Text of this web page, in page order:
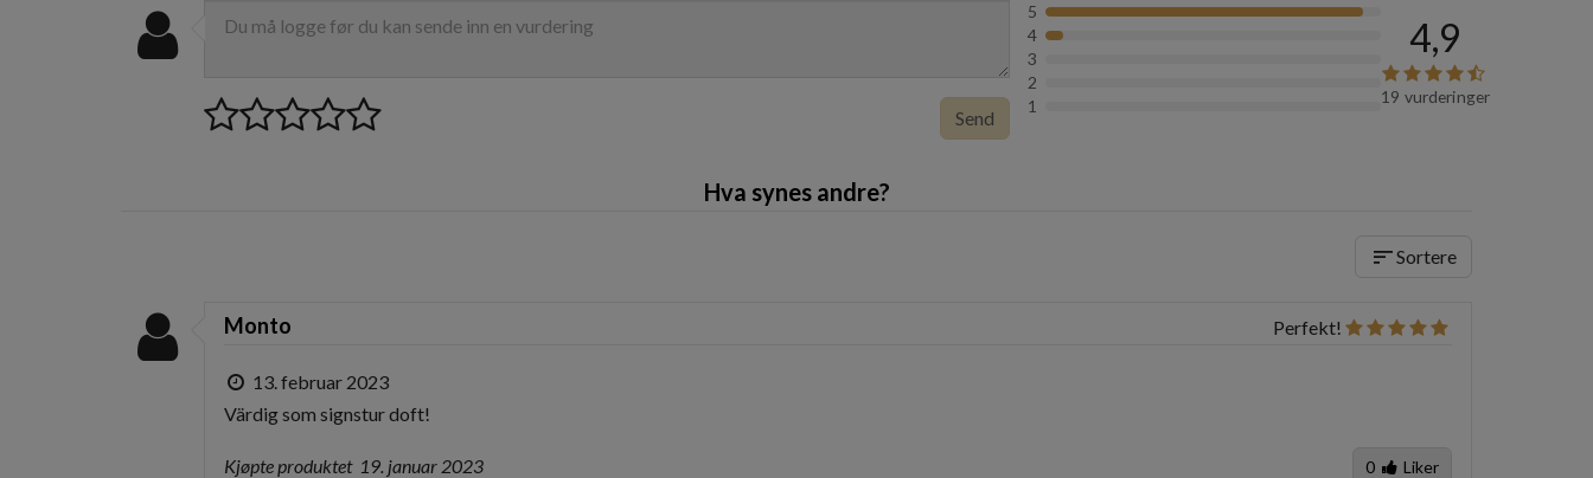
5
4
3
2
1
4,9
19 vurderinger
Send
Hva synes andre?
sortSortere
Perfekt!
Monto
13. februar 2023
Värdig som signstur doft!
Kjøpte produktet 19. januar 2023 0 Liker